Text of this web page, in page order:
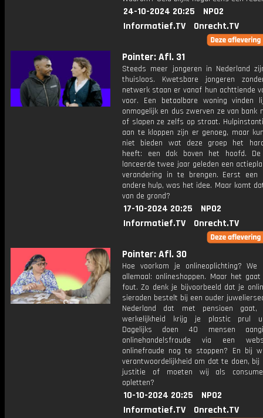
24-10-2024 20:25
NPO2
Informatief.TV
Onrecht.TV
Pointer: Afl. 31
Steeds meer jongeren in Nederland
thuisloos. Kwetsbare jongeren
netwerk staan er vanaf hun achttiende
voor. Een betaalbare woning vinden
onmogelijk en dus zwerven ze van bank
of slapen ze zelfs op straat.
aan te kloppen zijn er genoeg, maar
niet bieden wat deze groep het
heeft: een dak boven het hoofd. De
lanceerde twee jaar geleden een
verandering in te brengen. Eerst een
andere hulp, was het idee. Maar komt
van de grond?
17-10-2024 20:25
NPO2
Informatief.TV
Onrecht.TV
Pointer: Afl. 30
Hoe voorkom je onlineoplichting? We
allemaal: onlineshoppen. Maar het
fout. Zo denk je bijvoorbeeld dat je
sieraden bestelt bij een ouder
Nederland dat met pensioen
werkelijkheid krijg je plastic prul
Dagelijks doen 40 mensen
onlinehandelsfraude via een
onlinefraude nog te stoppen? En bij
verantwoordelijkheid om dat te doen, bij
justitie of moeten wij als
opletten?
10-10-2024 20:25
NPO2
Informatief.TV
Onrecht.TV